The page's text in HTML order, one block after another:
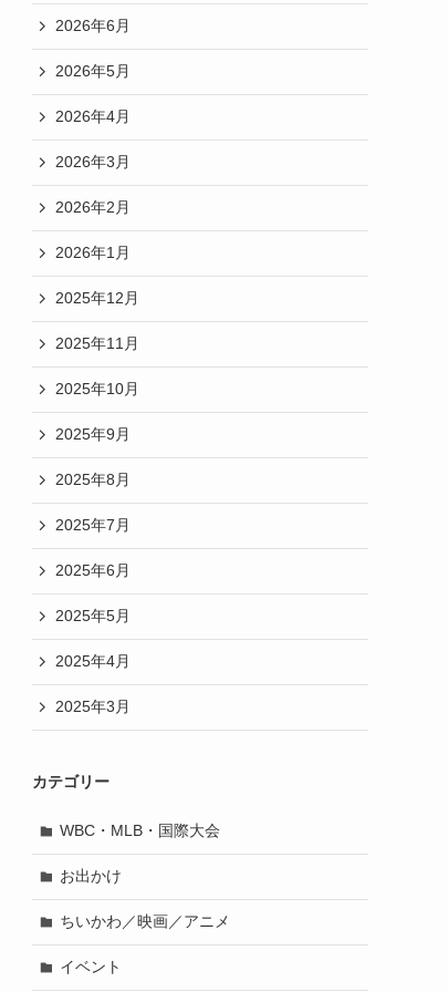
2026年6月
2026年5月
2026年4月
2026年3月
2026年2月
2026年1月
2025年12月
2025年11月
2025年10月
2025年9月
2025年8月
2025年7月
2025年6月
2025年5月
2025年4月
2025年3月
カテゴリー
WBC・MLB・国際大会
お出かけ
ちいかわ／映画／アニメ
イベント